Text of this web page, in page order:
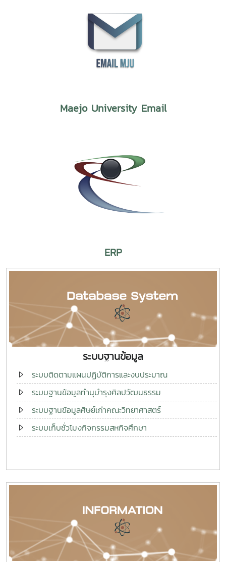
Maejo University Email
ERP
ระบบฐานข้อมูล
ระบบติดตามแผนปฏิบัติการและงบประมาณ
ระบบฐานข้อมูลทำนุบำรุงศิลปวัฒนธรรม
ระบบฐานข้อมูลศิษย์เก่าคณะวิทยาศาสตร์
ระบบเก็บชั่วโมงกิจกรรมสหกิจศึกษา